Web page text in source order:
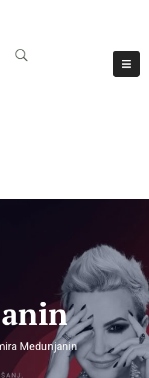
Medunjanin